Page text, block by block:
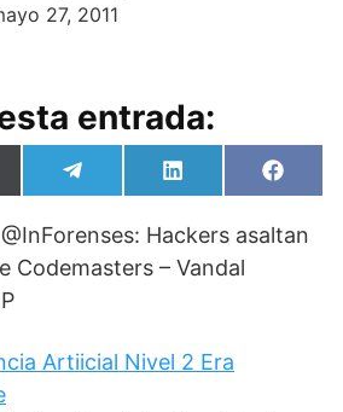
27, 2011
entrada:
Compartir
en
e
e
r
Compartir
en
L
i
k
e
d
en
F
a
e
Hackers asaltan
Codemasters – Vandal
Artiicial Nivel 2 Era